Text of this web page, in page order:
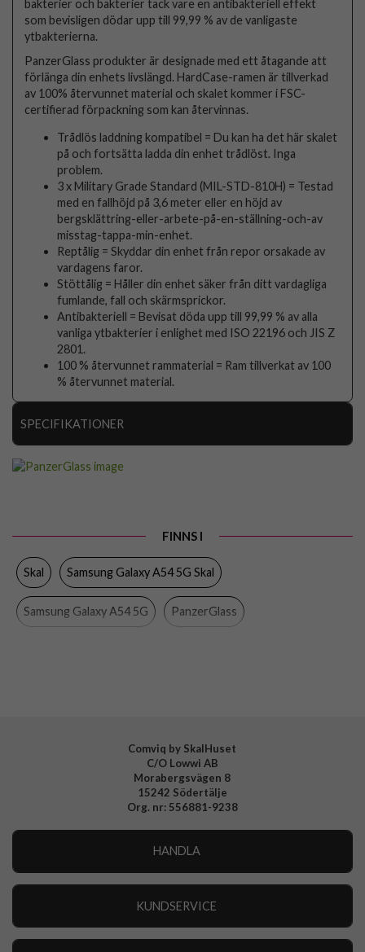
bakterier och bakterier tack vare en antibakteriell effekt
som bevisligen dödar upp till 99,99 % av de vanligaste
ytbakterierna.
PanzerGlass produkter är designade med ett åtagande att
förlänga din enhets livslängd. HardCase-ramen är tillverkad
av 100% återvunnet material och skalet kommer i FSC-
certifierad förpackning som kan återvinnas.
Trådlös laddning kompatibel = Du kan ha det här skalet
på och fortsätta ladda din enhet trådlöst. Inga
problem.
3 x Military Grade Standard (MIL-STD-810H) = Testad
med en fallhöjd på 3,6 meter eller en höjd av
bergsklättring-eller-arbete-på-en-ställning-och-av
misstag-tappa-min-enhet.
Reptålig = Skyddar din enhet från repor orsakade av
vardagens faror.
Stöttålig = Håller din enhet säker från ditt vardagliga
fumlande, fall och skärmsprickor.
Antibakteriell = Bevisat döda upp till 99,99 % av alla
vanliga ytbakterier i enlighet med ISO 22196 och JIS Z
2801.
100 % återvunnet rammaterial = Ram tillverkat av 100
% återvunnet material.
SPECIFIKATIONER
Färg
Hårdplast (PC), Mjukplast (TPU)
FINNS I
Skal Samsung Galaxy A54 5G Skal
Samsung Galaxy A54 5G PanzerGlass
Comviq by SkalHuset
C/O Lowwi AB
Morabergsvägen 8
15242 Södertälje
Org. nr: 556881-9238
HANDLA
KUNDSERVICE